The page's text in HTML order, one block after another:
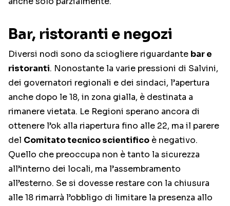
Bar, ristoranti e negozi
Diversi nodi sono da sciogliere riguardante bar e
ristoranti. Nonostante la varie pressioni di Salvini,
dei governatori regionali e dei sindaci, l’apertura
anche dopo le 18, in zona gialla, è destinata a
rimanere vietata. Le Regioni sperano ancora di
ottenere l’ok alla riapertura fino alle 22, ma il parere
del Comitato tecnico scientifico è negativo.
Quello che preoccupa non è tanto la sicurezza
all’interno dei locali, ma l’assembramento
all’esterno. Se si dovesse restare con la chiusura
alle 18 rimarrà l’obbligo di limitare la presenza allo